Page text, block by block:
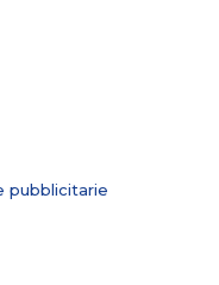
pubblicitarie